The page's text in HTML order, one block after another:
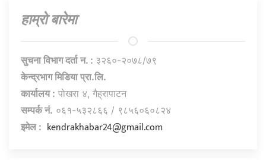
हाम्राे बारेमा
सुचना विभाग दर्ता न. : ३२६०-२०७८/७९
केन्द्रभाग मिडिया प्रा.लि.
कार्यालय : पोखरा ४, गैह्रापाटन
सम्पर्क नं. ०६१-५३२८६६ / ९८५६०६०८२४
इमेल : kendrakhabar24@gmail.com